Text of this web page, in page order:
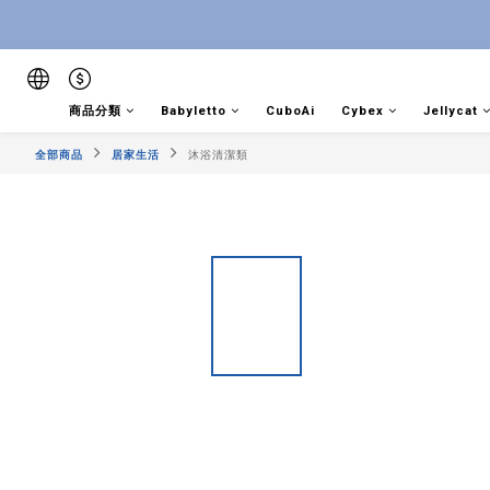
商品分類 Babyletto CuboAi Cybex Jellycat
全部商品 居家生活 沐浴清潔類